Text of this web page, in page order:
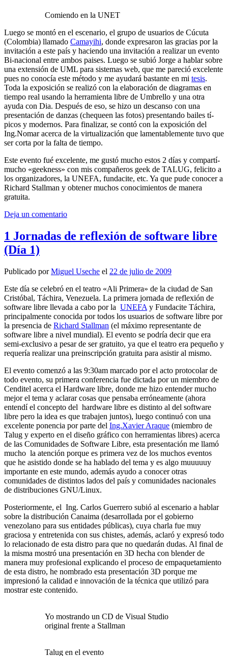
Comiendo en la UNET
Luego se montó en el escenario, el grupo de usuarios de Cúcuta
(Colombia) llamado Camayihi, donde expresaron las gracias por la
invitación a este paí­s y haciendo una invitación a realizar un evento
Bi-nacional entre ambos paises. Luego se subió Jorge a hablar sobre
una extensión de UML para sistemas web, que me pareció excelente
pues no conocí­a este método y me ayudará bastante en mi tesis.
Toda la exposición se realizó con la elaboración de diagramas en
tiempo real usando la herramienta libre de Umbrello y una otra
ayuda con Dia. Después de eso, se hizo un descanso con una
presentación de danzas (chequeen las fotos) presentando bailes tí­
picos y modernos. Para finalizar, se contó con la exposición del
Ing.Nomar acerca de la virtualización que lamentablemente tuvo que
ser corta por la falta de tiempo.
Este evento fué excelente, me gustó mucho estos 2 dí­as y compartí­
mucho «geekness» con mis compañeros geek de TALUG, felicito a
los organizadores, la UNEFA, fundacite, etc. Ya que pude conocer a
Richard Stallman y obtener muchos conocimientos de manera
gratuita.
Deja un comentario
1 Jornadas de reflexión de software libre
(Dí­a 1)
Publicado porMiguel Useche el 22 de julio de 2009
Este dí­a se celebró en el teatro «Ali Primera» de la ciudad de San
Cristóbal, Táchira, Venezuela. La primera jornada de reflexión de
software libre llevada a cabo por la UNEFA y Fundacite Táchira,
principalmente conocida por todos los usuarios de software libre por
la presencia de Richard Stallman (el máximo representante de
software libre a nivel mundial). El evento se podrí­a decir que era
semi-exclusivo a pesar de ser gratuito, ya que el teatro era pequeño y
requerí­a realizar una preinscripción gratuita para asistir al mismo.
El evento comenzó a las 9:30am marcado por el acto protocolar de
todo evento, su primera conferencia fue dictada por un miembro de
Cenditel acerca el Hardware libre, donde me hizo entender mucho
mejor el tema y aclarar cosas que pensaba erróneamente (ahora
entendí­ el concepto del hardware libre es distinto al del software
libre pero la idea es que trabajen juntos), luego continuó con una
excelente ponencia por parte del Ing.Xavier Araque (miembro de
Talug y experto en el diseño gráfico con herramientas libres) acerca
de las Comunidades de Software Libre, esta presentación me llamó
mucho la atención porque es primera vez de los muchos eventos
que he asistido donde se ha hablado del tema y es algo muuuuuy
importante en este mundo, además ayudo a conocer otras
comunidades de distintos lados del paí­s y comunidades nacionales
de distribuciones GNU/Linux.
Posteriormente, el Ing. Carlos Guerrero subió al escenario a hablar
sobre la distribución Canaima (desarrollada por el gobierno
venezolano para sus entidades públicas), cuya charla fue muy
graciosa y entretenida con sus chistes, además, aclaró y expresó todo
lo relacionado de esta distro para que no quedarán dudas. Al final de
la misma mostró una presentación en 3D hecha con blender de
manera muy profesional explicando el proceso de empaquetamiento
de esta distro, he nombrado esta presentación 3D porque me
impresionó la calidad e innovación de la técnica que utilizó para
mostrar este contenido.
Yo mostrando un CD de Visual Studio
original frente a Stallman
Talug en el evento